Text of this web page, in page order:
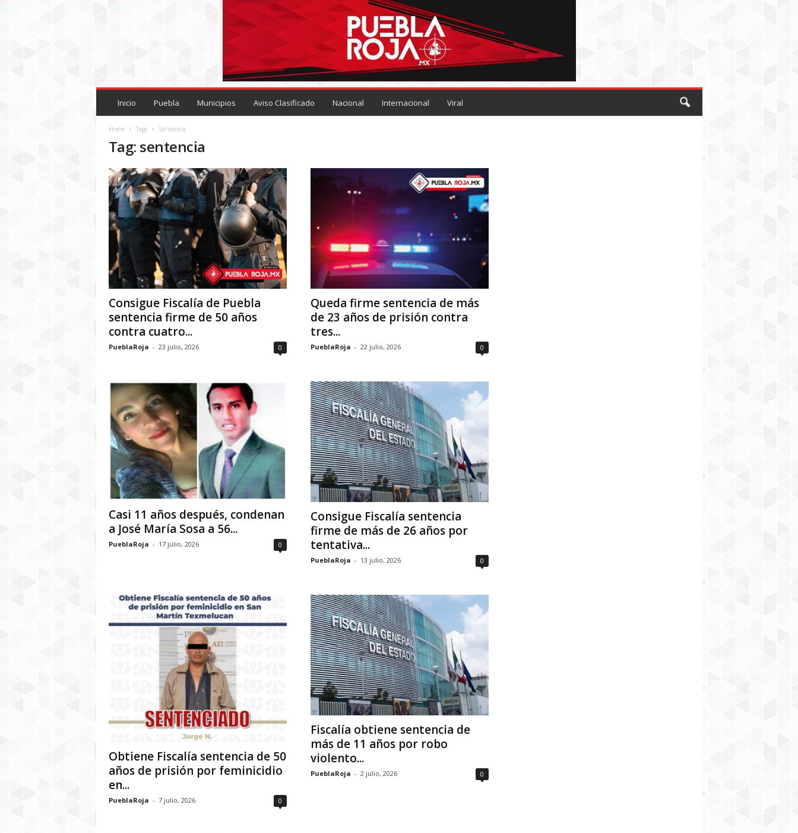
P
Inicio Puebla Municipios Aviso Clasificado Nacional Internacional Viral
Home Tags Sentencia
Tag: sentencia
Consigue Fiscalía de Puebla
sentencia firme de 50 años
contra cuatro...
PueblaRoja - 23 julio, 2026 0
Queda firme sentencia de más
de 23 años de prisión contra
tres...
PueblaRoja - 22 julio, 2026 0
Casi 11 años después, condenan
a José María Sosa a 56...
PueblaRoja - 17 julio, 2026 0
Consigue Fiscalía sentencia
firme de más de 26 años por
tentativa...
PueblaRoja - 13 julio, 2026 0
Obtiene Fiscalía sentencia de 50
años de prisión por feminicidio
en...
PueblaRoja - 7 julio, 2026 0
Fiscalía obtiene sentencia de
más de 11 años por robo
violento...
PueblaRoja - 2 julio, 2026 0